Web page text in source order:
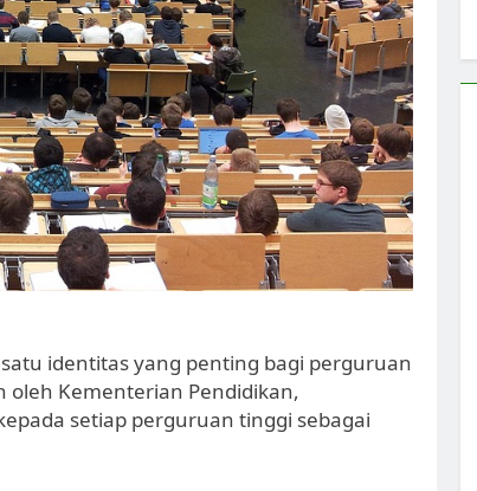
identitas yang penting bagi perguruan
oleh Kementerian Pendidikan,
setiap perguruan tinggi sebagai